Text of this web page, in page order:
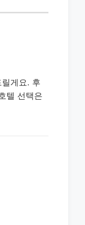
게요. 후
텔 선택은